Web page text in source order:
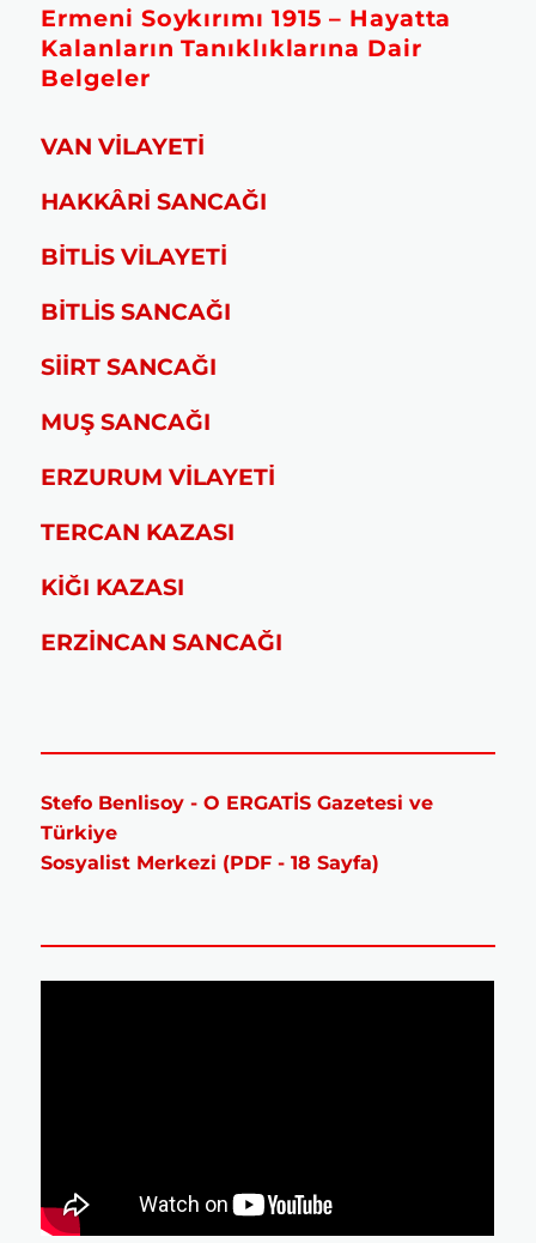
Ermeni Soykırımı 1915 – Hayatta
Kalanların Tanıklıklarına Dair
Belgeler
VAN VİLAYETİ
HAKKÂRİ SANCAĞI
BİTLİS VİLAYETİ
BİTLİS SANCAĞI
SİİRT SANCAĞI
MUŞ SANCAĞI
ERZURUM VİLAYETİ
TERCAN KAZASI
KİĞI KAZASI
ERZİNCAN SANCAĞI
Stefo Benlisoy - O ERGATİS Gazetesi ve
Türkiye
Sosyalist Merkezi (PDF - 18 Sayfa)